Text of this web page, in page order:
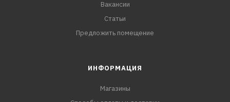
Вакансии
Статьи
Предложить помещение
ИНФОРМАЦИЯ
Магазины